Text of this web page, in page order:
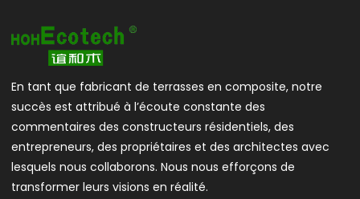
En tant que fabricant de terrasses en composite, notre
succès est attribué à l’écoute constante des
commentaires des constructeurs résidentiels, des
entrepreneurs, des propriétaires et des architectes avec
lesquels nous collaborons. Nous nous efforçons de
transformer leurs visions en réalité.